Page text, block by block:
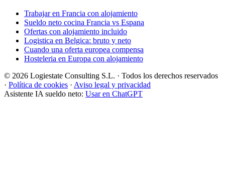
Trabajar en Francia con alojamiento
Sueldo neto cocina Francia vs Espana
Ofertas con alojamiento incluido
Logistica en Belgica: bruto y neto
Cuando una oferta europea compensa
Hosteleria en Europa con alojamiento
© 2026 Logiestate Consulting S.L. · Todos los derechos reservados
· Política de cookies · Aviso legal y privacidad
Asistente IA sueldo neto: Usar en ChatGPT